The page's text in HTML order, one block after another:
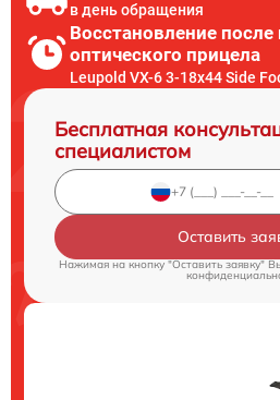
в день обращения
Восстановление после
оптического прицела
Leupold VX-6 3-18x44 Side
Бесплатная
специалистом
Оставить
Нажимая на кнопку "Оставить заявку"